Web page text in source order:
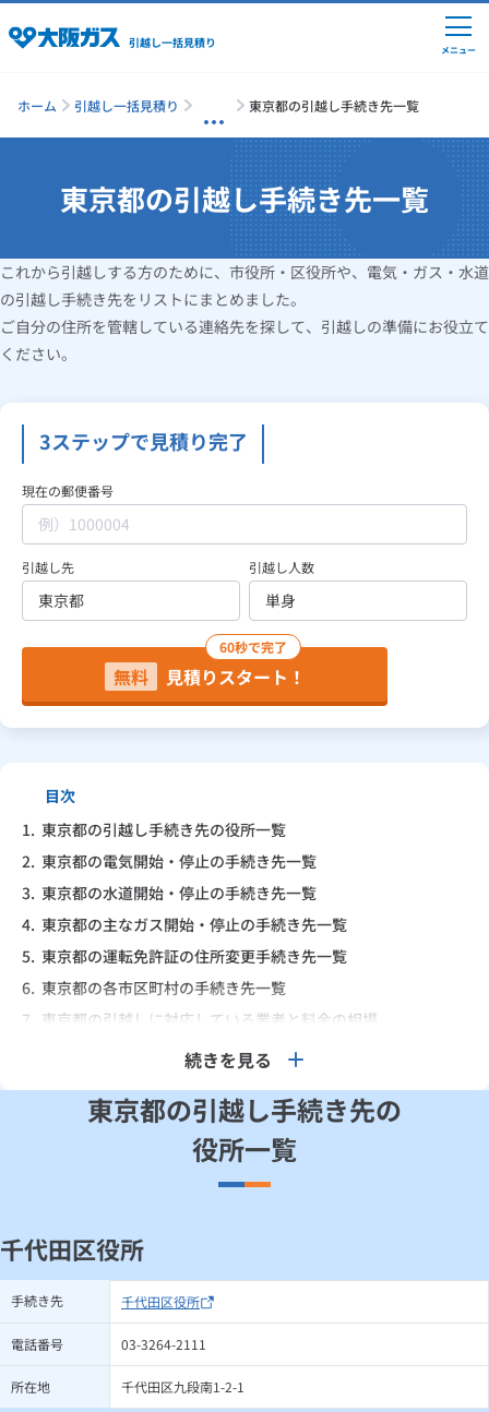
引越し一括見積り
引越しの準備
引越し費用の相場
単身の引越し
引越し見積りシミュレーション
見積り依頼
Daigasコラム
業務用・産業用のお客さま
プライバシーポリシー
メニュー
ホーム 引越し一括見積り 東京都の引越し手続き先一覧
東京都の引越し手続き先一覧
これから引越しする方のために、市役所・区役所や、電気・ガス・水道
の引越し手続き先をリストにまとめました。
ご自分の住所を管轄している連絡先を探して、引越しの準備にお役立て
ください。
3ステップで見積り完了
現在の郵便番号
引越し先 引越し人数
60秒で完了
無料 見積りスタート！
目次
1. 東京都の引越し手続き先の役所一覧
2. 東京都の電気開始・停止の手続き先一覧
3. 東京都の水道開始・停止の手続き先一覧
4. 東京都の主なガス開始・停止の手続き先一覧
5. 東京都の運転免許証の住所変更手続き先一覧
6. 東京都の各市区町村の手続き先一覧
7. 東京都の引越しに対応している業者と料金の相場
続きを見る
東京都の引越し手続き先の
役所一覧
千代田区役所
手続き先 千代田区役所
電話番号 03-3264-2111
所在地 千代田区九段南1-2-1